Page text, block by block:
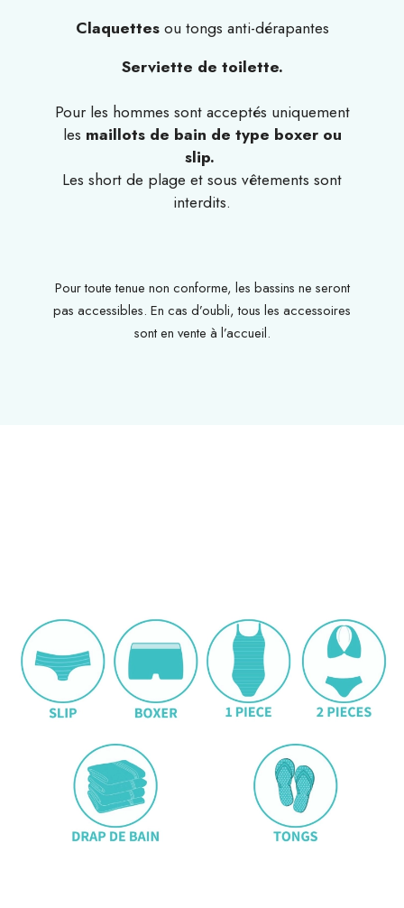
Claquettes ou tongs anti-dérapantes
Serviette de toilette.
Pour les hommes sont acceptés uniquement
les maillots de bain de type boxer ou
slip.
Les short de plage et sous vêtements sont
interdits.
Pour toute tenue non conforme, les bassins ne seront
pas accessibles. En cas d’oubli, tous les accessoires
sont en vente à l’accueil.